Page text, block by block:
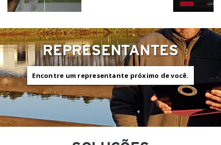
REPRESENTANTES
Encontre um representante próximo de você.